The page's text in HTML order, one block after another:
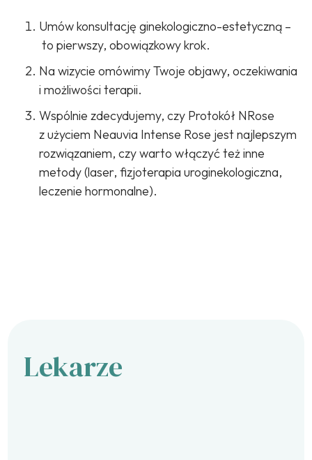
Umów konsultację ginekologiczno-estetyczną –
to pierwszy, obowiązkowy krok.
Na wizycie omówimy Twoje objawy, oczekiwania
i możliwości terapii.
Wspólnie zdecydujemy, czy Protokół NRose
z użyciem Neauvia Intense Rose jest najlepszym
rozwiązaniem, czy warto włączyć też inne
metody (laser, fizjoterapia uroginekologiczna,
leczenie hormonalne).
Lekarze